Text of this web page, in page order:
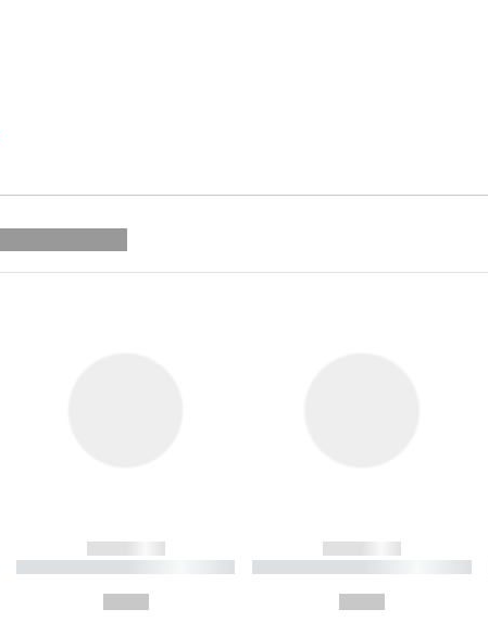
------------
----------- ----------- ----------
------------
----------- ----------- ----------